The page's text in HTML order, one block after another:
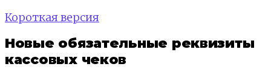
Короткая версия
Новые обязательные реквизиты
кассовых чеков